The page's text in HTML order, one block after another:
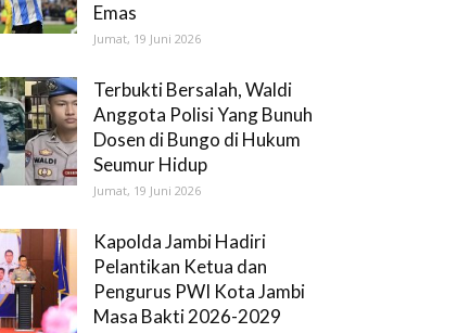
Emas
Jumat, 19 Juni 2026
Terbukti Bersalah, Waldi
Anggota Polisi Yang Bunuh
Dosen di Bungo di Hukum
Seumur Hidup
Jumat, 19 Juni 2026
Kapolda Jambi Hadiri
Pelantikan Ketua dan
Pengurus PWI Kota Jambi
Masa Bakti 2026-2029